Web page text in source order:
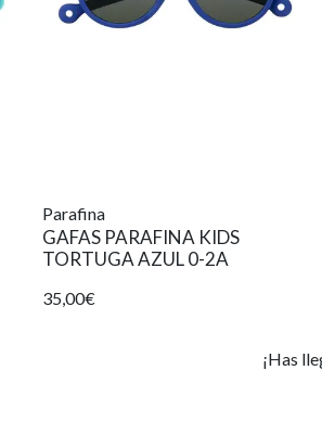
Parafina
GAFAS PARAFINA KIDS
TORTUGA AZUL 0-2A
35,00€
¡Has